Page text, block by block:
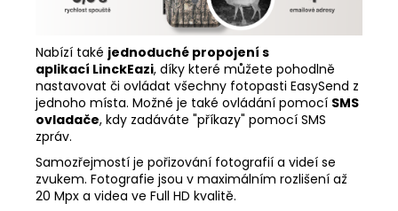
Nabízí také jednoduché propojení s
aplikací LinckEazi, díky které můžete pohodlně
nastavovat či ovládat všechny fotopasti EasySend z
jednoho místa. Možné je také ovládání pomocí SMS
ovladače, kdy zadáváte "příkazy" pomocí SMS
zpráv.
Samozřejmostí je pořizování fotografií a videí se
zvukem. Fotografie jsou v maximálním rozlišení až
20 Mpx a videa ve Full HD kvalitě.